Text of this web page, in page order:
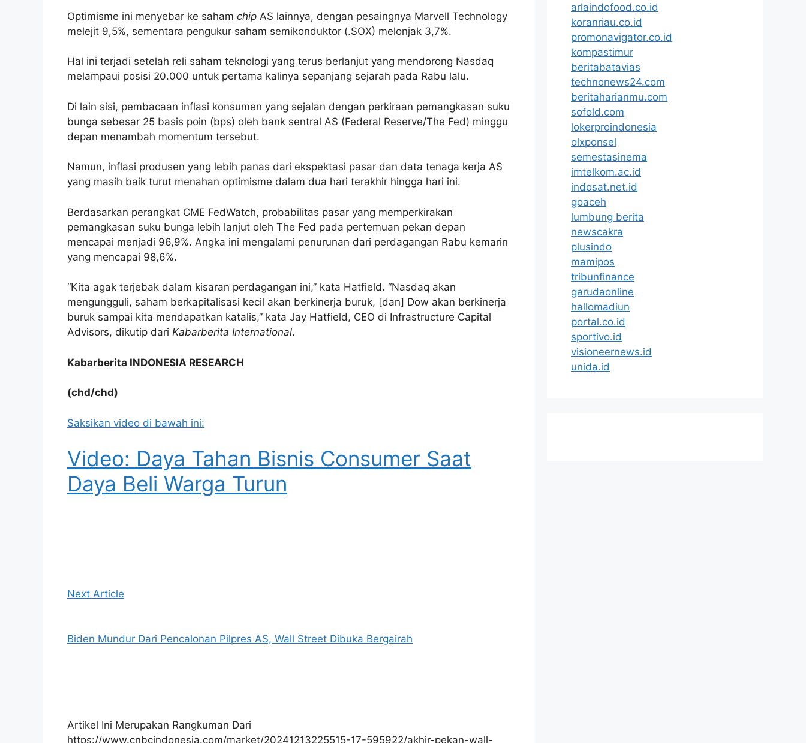
Optimisme ini menyebar ke saham chip AS lainnya, dengan pesaingnya Marvell Technology
melejit 9,5%, sementara pengukur saham semikonduktor (.SOX) melonjak 3,7%.
Hal ini terjadi setelah reli saham teknologi yang terus berlanjut yang mendorong Nasdaq
melampaui posisi 20.000 untuk pertama kalinya sepanjang sejarah pada Rabu lalu.
Di lain sisi, pembacaan inflasi konsumen yang sejalan dengan perkiraan pemangkasan suku
bunga sebesar 25 basis poin (bps) oleh bank sentral AS (Federal Reserve/The Fed) minggu
depan menambah momentum tersebut.
Namun, inflasi produsen yang lebih panas dari ekspektasi pasar dan data tenaga kerja AS
yang masih baik turut menahan optimisme dalam dua hari terakhir hingga hari ini.
Berdasarkan perangkat CME FedWatch, probabilitas pasar yang memperkirakan
pemangkasan suku bunga lebih lanjut oleh The Fed pada pertemuan pekan depan
mencapai menjadi 96,9%. Angka ini mengalami penurunan dari perdagangan Rabu kemarin
yang mencapai 98,6%.
“Kita agak terjebak dalam kisaran perdagangan ini,” kata Hatfield. “Nasdaq akan
mengungguli, saham berkapitalisasi kecil akan berkinerja buruk, [dan] Dow akan berkinerja
buruk sampai kita mendapatkan katalis,” kata Jay Hatfield, CEO di Infrastructure Capital
Advisors, dikutip dari Kabarberita International.
Kabarberita INDONESIA RESEARCH
(chd/chd)
Saksikan video di bawah ini:
Video: Daya Tahan Bisnis Consumer Saat
Daya Beli Warga Turun
Next Article
Biden Mundur Dari Pencalonan Pilpres AS, Wall Street Dibuka Bergairah
Artikel Ini Merupakan Rangkuman Dari
https://www.cnbcindonesia.com/market/20241213225515-17-595922/akhir-pekan-wall-
arlaindofood.co.id
koranriau.co.id
promonavigator.co.id
kompastimur
beritabatavias
technonews24.com
beritaharianmu.com
sofold.com
lokerproindonesia
olxponsel
semestasinema
imtelkom.ac.id
indosat.net.id
goaceh
lumbung berita
newscakra
plusindo
mamipos
tribunfinance
garudaonline
hallomadiun
portal.co.id
sportivo.id
visioneernews.id
unida.id